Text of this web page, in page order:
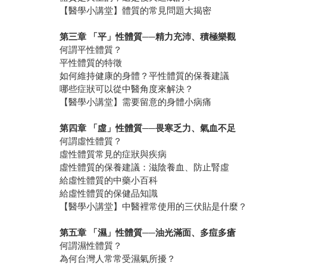
【醫學小講堂】體質的常見問題大揭密
第三章 「平」性體質──精力充沛、積極樂觀
何謂平性體質？
平性體質的特徵
如何維持健康的身體？平性體質的保養建議
哪些症狀可以從中醫角度來解決？
【醫學小講堂】需要留意的身體小病痛
第四章 「虛」性體質──畏寒乏力、氣血不足
何謂虛性體質？
虛性體質常見的症狀與疾病
虛性體質的保養建議：滋陰養血、防止腎虛
給虛性體質的中藥小百科
給虛性體質的保健品知識
【醫學小講堂】中醫裡常使用的三伏貼是什麼？
第五章 「濕」性體質──油光滿面、多痘多瘡
何謂濕性體質？
為何台灣人常常受濕氣所擾？